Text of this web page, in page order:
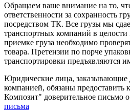
Обращаем ваше внимание на то,
ответственности за сохранность
посредством ТК. Все грузы мы
транспортных компаний в
приемке груза необходимо
товара. Претензии по порче
транспортировки предъявляются
Юридические лица, заказывающие
компанией, обязаны
Композит" доверительное письмо о
письма